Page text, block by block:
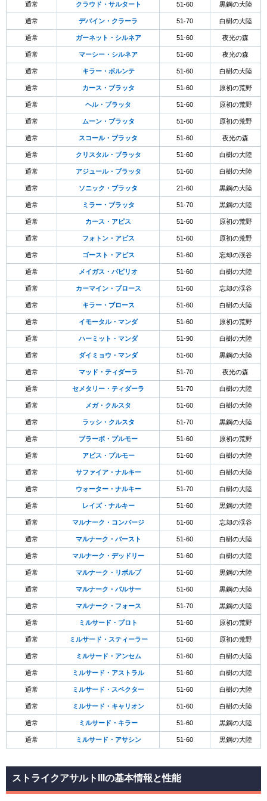
通常 クラウド・サルタート 51-60 黒鋼の大陸
通常 デバイン・クラーラ 51-70 白樹の大陸
通常 ガーネット・シルネア 51-60 夜光の森
通常 マーシー・シルネア 51-60 夜光の森
通常 キラー・ボルンテ 51-60 白樹の大陸
通常 カース・ブラッタ 51-60 原初の荒野
通常 ヘル・ブラッタ 51-60 原初の荒野
通常 ムーン・ブラッタ 51-60 原初の荒野
通常 スコール・ブラッタ 51-60 夜光の森
通常 クリスタル・ブラッタ 51-60 白樹の大陸
通常 アジュール・ブラッタ 51-60 白樹の大陸
通常 ソニック・ブラッタ 21-60 黒鋼の大陸
通常 ミラー・ブラッタ 51-70 黒鋼の大陸
通常 カース・アピス 51-60 原初の荒野
通常 フォトン・アピス 51-60 原初の荒野
通常 ゴースト・アピス 51-60 忘却の渓谷
通常 メイガス・パピリオ 51-60 白樹の大陸
通常 カーマイン・ブロース 51-60 忘却の渓谷
通常 キラー・ブロース 51-60 白樹の大陸
通常 イモータル・マンダ 51-60 原初の荒野
通常 ハーミット・マンダ 51-90 白樹の大陸
通常 ダイミョウ・マンダ 51-60 黒鋼の大陸
通常 マッド・ティダーラ 51-70 夜光の森
通常 セメタリー・ティダーラ 51-70 白樹の大陸
通常 メガ・クルスタ 51-60 白樹の大陸
通常 ラッシ・クルスタ 51-70 黒鋼の大陸
通常 ブラーボ・プルモー 51-60 原初の荒野
通常 アビス・プルモー 51-60 白樹の大陸
通常 サファイア・ナルキー 51-60 白樹の大陸
通常 ウォーター・ナルキー 51-70 白樹の大陸
通常 レイズ・ナルキー 51-60 黒鋼の大陸
通常 マルナーク・コンバージ 51-60 忘却の渓谷
通常 マルナーク・バースト 51-60 白樹の大陸
通常 マルナーク・デッドリー 51-60 白樹の大陸
通常 マルナーク・リボルブ 51-60 黒鋼の大陸
通常 マルナーク・パルサー 51-60 黒鋼の大陸
通常 マルナーク・フォース 51-70 黒鋼の大陸
通常 ミルサード・プロト 51-60 原初の荒野
通常 ミルサード・スティーラー 51-60 原初の荒野
通常 ミルサード・アンセム 51-60 白樹の大陸
通常 ミルサード・アストラル 51-60 白樹の大陸
通常 ミルサード・スペクター 51-60 白樹の大陸
通常 ミルサード・キャリオン 51-60 白樹の大陸
通常 ミルサード・キラー 51-60 黒鋼の大陸
通常 ミルサード・アサシン 51-60 黒鋼の大陸
ストライクアサルトIIIの基本情報と性能